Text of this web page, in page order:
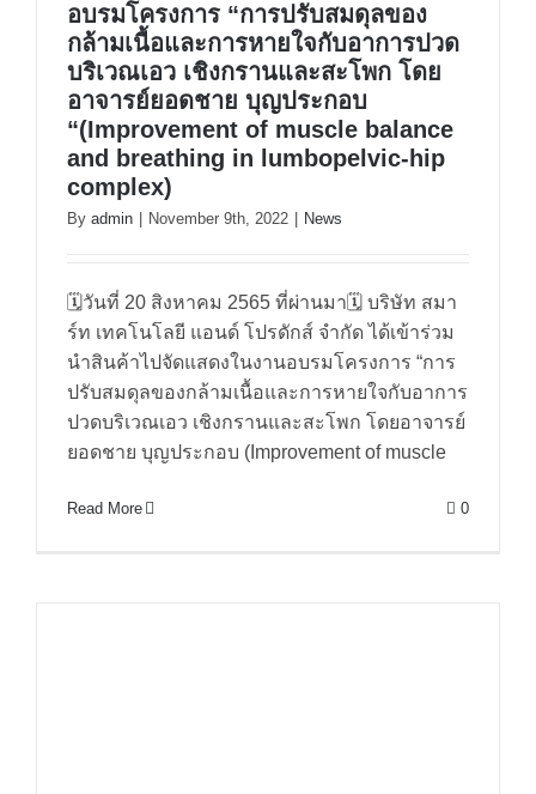
อบรมโครงการ “การปรับสมดุลของ
กล้ามเนื้อและการหายใจกับอาการ
ปวดบริเวณเอว เชิงกรานและสะโพก
โดยอาจารย์ยอดชาย บุญประกอบ
“(Improvement of muscle balance
complex)
อบรมโครงการ “การปรับสมดุลของ
กล้ามเนื้อและการหายใจกับอาการปวด
บริเวณเอว เชิงกรานและสะโพก โดย
อาจารย์ยอดชาย บุญประกอบ
“(Improvement of muscle balance
and breathing in lumbopelvic-hip
complex)
By admin November 9th, 2022 News
🗓วันที่ 20 สิงหาคม 2565 ที่ผ่านมา🗓 บริษัท สมา
ร์ท เทคโนโลยี แอนด์ โปรดักส์ จำกัด ได้เข้าร่วม
นำสินค้าไปจัดแสดงในงานอบรมโครงการ “การ
ปรับสมดุลของกล้ามเนื้อและการหายใจกับอาการ
ปวดบริเวณเอว เชิงกรานและสะโพก โดยอาจารย์
ยอดชาย บุญประกอบ (Improvement of muscle
Read More 0